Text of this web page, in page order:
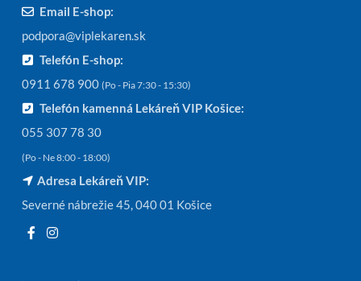
Email E-shop:
podpora@viplekaren.sk
Telefón E-shop:
0911 678 900 (Po - Pia 7:30 - 15:30)
Telefón kamenná Lekáreň VIP Košice:
055 307 78 30
(Po - Ne 8:00 - 18:00)
Adresa Lekáreň VIP:
Severné nábrežie 45, 040 01 Košice